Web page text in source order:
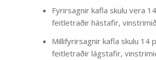
Fyrirsagnir kafla skulu vera
feitletraðir hástafir,
Millifyrirsagnir kafla skulu 14
feitletraðir lágstafir,